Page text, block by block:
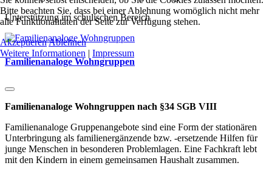
Unterstützung im schulischen Bereich
Familienanaloge Wohngruppen
Familienanaloge Wohngruppen nach §34 SGB VIII
Familienanaloge Gruppenangebote sind eine Form der stationären
Unterbringung als familienergänzende bzw. -ersetzende Hilfen für
junge Menschen in besonderen Problemlagen. Eine Fachkraft lebt
mit den Kindern in einem gemeinsamen Haushalt zusammen.
Bitte beachten Sie, dass bei einer Ablehnung womöglich nicht mehr
alle Funktionalitäten der Seite zur Verfügung stehen.
AkzeptierenAblehnen
Weitere Informationen | Impressum